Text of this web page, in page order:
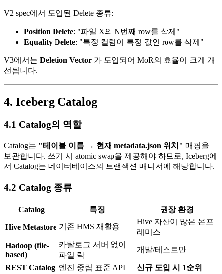
V2 spec에서 도입된 Delete 종류:
Position Delete: "파일 X의 N번째 row를 삭제"
Equality Delete: "특정 컬럼이 특정 값인 row를 삭제"
V3에서는 Deletion Vector 가 도입되어 MoR의 효율이 크게 개
선됩니다.
4. Iceberg Catalog
4.1 Catalog의 역할
Catalog는 "테이블 이름 → 현재 metadata.json 위치" 매핑을
보관합니다. 쓰기 시 atomic swap을 제공해야 하므로, Iceberg에
서 Catalog는 데이터베이스의 트랜잭션 매니저에 해당합니다.
4.2 Catalog 종류
Catalog 특징 권장 환경
Hive Metastore 기존 HMS 재활용
Hive 자산이 많은 온프
레미스
Hadoop (file-
based)
카탈로그 서버 없이
파일 락
개발/테스트만
REST Catalog 엔진 중립 표준 API
신규 도입 시 1순위